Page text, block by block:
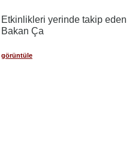
Etkinlikleri yerinde takip eden
Bakan Ça
görüntüle